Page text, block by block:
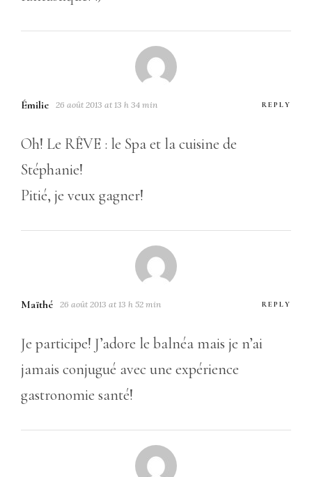
Émilie 26 août 2013 at 13 h 34 min REPLY
Oh! Le RÊVE : le Spa et la cuisine de
Stéphanie!
Pitié, je veux gagner!
Maïthé 26 août 2013 at 13 h 52 min REPLY
Je participe! J’adore le balnéa mais je n’ai
jamais conjugué avec une expérience
gastronomie santé!